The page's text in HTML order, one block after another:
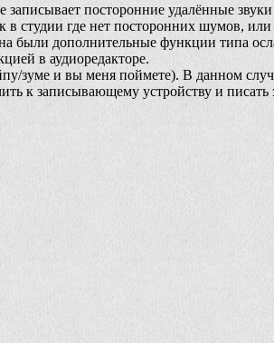
записывает посторонние удалённые
студии где нет посторонних шумов, или
были дополнительные функции типа
в аудиоредакторе.
зуме и вы меня поймете). В данном
к записывающему устройству и